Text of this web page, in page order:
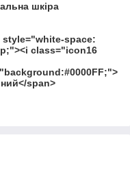
шкіра
style="white-space:
class="icon16
span>